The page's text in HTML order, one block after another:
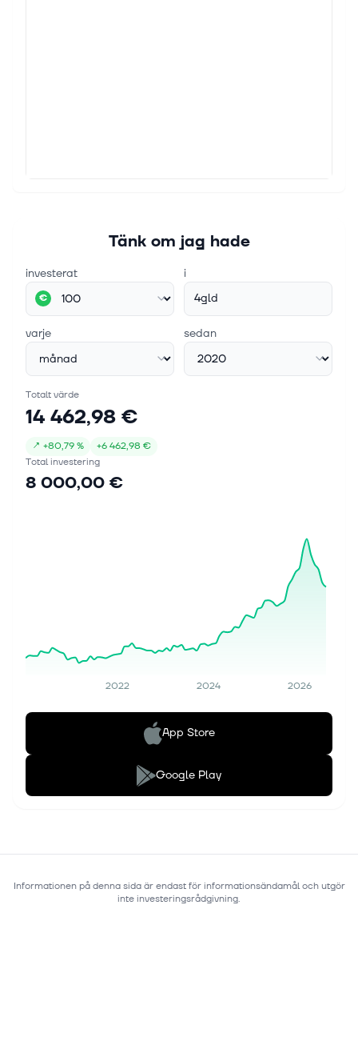
Tänk om jag hade
investerat
€
i
4gld
varje sedan
Totalt värde
14 462,98 €
↗ +80,79 % +6 462,98 €
Total investering
8 000,00 €
2022 2024 2026
App Store
Google Play
Informationen på denna sida är endast för informationsändamål och utgör
inte investeringsrådgivning.